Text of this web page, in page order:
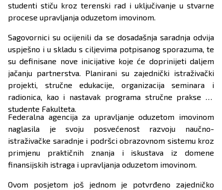
studenti stiču kroz terenski rad i uključivanje u stvarne
procese upravljanja oduzetom imovinom.
Sagovornici su ocijenili da se dosadašnja saradnja odvija
uspješno i u skladu s ciljevima potpisanog sporazuma, te
su definisane nove inicijative koje će doprinijeti daljem
jačanju partnerstva. Planirani su zajednički istraživački
projekti, stručne edukacije, organizacija seminara i
radionica, kao i nastavak programa stručne prakse za
studente Fakulteta.
Federalna agencija za upravljanje oduzetom imovinom
naglasila je svoju posvećenost razvoju naučno-
istraživačke saradnje i podršci obrazovnom sistemu kroz
primjenu praktičnih znanja i iskustava iz domene
finansijskih istraga i upravljanja oduzetom imovinom.
Ovom posjetom još jednom je potvrđeno zajedničko